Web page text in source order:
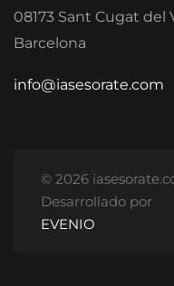
08173 Sant Cugat del
Barcelona
info@iasesorate.com
© 2026
Desarrollado por
EVENIO